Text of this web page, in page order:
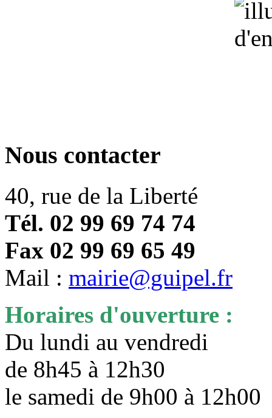
Nous contacter
40, rue de la Liberté
Tél. 02 99 69 74 74
Fax 02 99 69 65 49
Mail : mairie@guipel.fr
Horaires d'ouverture :
Du lundi au vendredi
de 8h45 à 12h30
le samedi de 9h00 à